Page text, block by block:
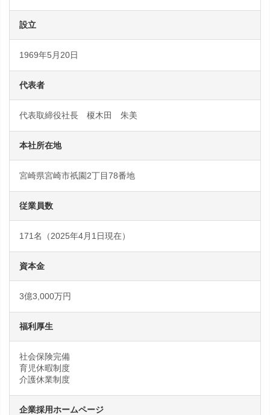
設立
1969年5月20日
代表者
代表取締役社長 榎木田 朱美
本社所在地
宮崎県宮崎市祇園2丁目78番地
従業員数
171名（2025年4月1日現在）
資本金
3億3,000万円
福利厚生
社会保険完備
育児休暇制度
介護休業制度
企業採用ホームページ